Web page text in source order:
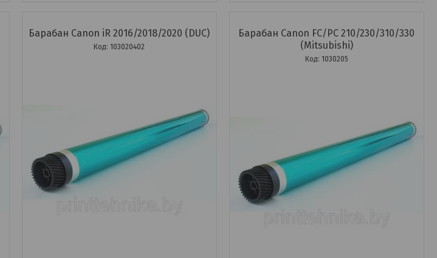
Барабан Canon iR 2016/2018/2020 (DUC)
103020402
Барабан Canon FC/PC 210/230/310/330
(Mitsubishi)
1030205